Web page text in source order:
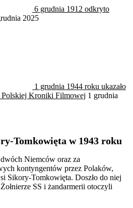
6 grudnia 1912 odkryto
2025
1 grudnia 1944 roku ukazało
Polskiej Kroniki Filmowej 1 grudnia
Tomkowięta w 1943 roku
Niemców oraz za
kontyngentów przez Polaków,
Sikory-Tomkowięta. Doszło do niej
SS i żandarmerii otoczyli